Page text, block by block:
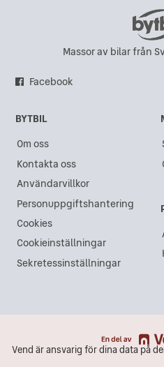
Vend är ansvarig för dina data på
Massor av bilar från
Facebook
BYTBIL
Om oss
Kontakta oss
Användarvillkor
Personuppgiftshantering
Cookies
Cookieinställningar
Sekretessinställningar
Vend är ansvarig för dina data